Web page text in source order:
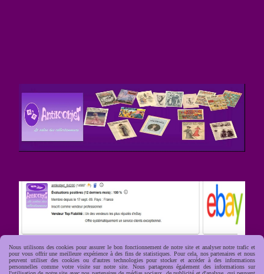
Nous utilisons des cookies pour assurer le bon fonctionnement de notre site et analyser notre trafic et
pour vous offrir une meilleure expérience à des fins de statistiques. Pour cela, nos partenaires et nous
peuvent utiliser des cookies ou d'autres technologies pour stocker et accéder à des informations
personnelles comme votre visite sur notre site. Nous partageons également des informations sur